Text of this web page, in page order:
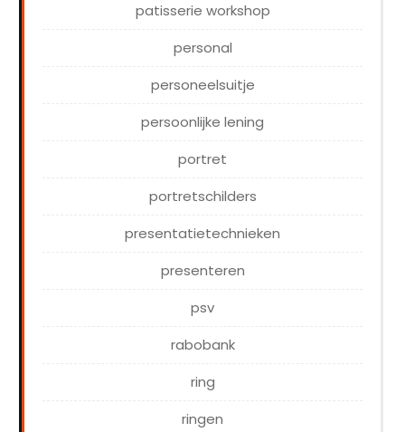
patisserie workshop
personal
personeelsuitje
persoonlijke lening
portret
portretschilders
presentatietechnieken
presenteren
psv
rabobank
ring
ringen